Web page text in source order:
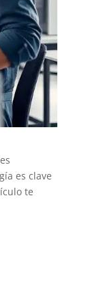
es clave
te